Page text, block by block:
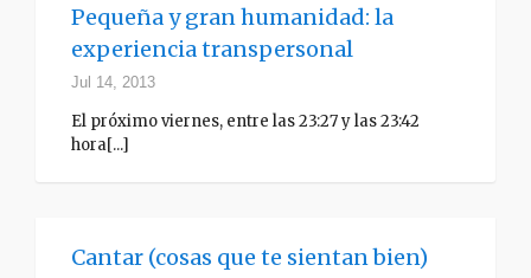
Pequeña y gran humanidad: la
experiencia transpersonal
Jul 14, 2013
El próximo viernes, entre las 23:27 y las 23:42
hora[...]
Cantar (cosas que te sientan bien)